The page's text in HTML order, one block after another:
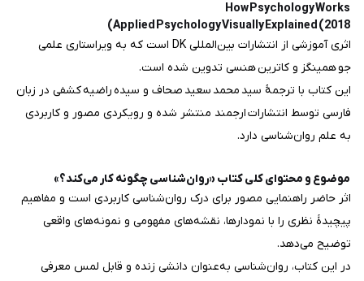
اثری آموزشی از انتشارات بین‌المللی DK است که به ویراستاری علمی
جو همینگز و کاترین هنسی تدوین شده است.
این کتاب با ترجمهٔ سید محمد سعید صحاف و سیده راضیه کشفی در زبان
فارسی توسط انتشارات ارجمند منتشر شده و رویکردی مصور و کاربردی
به علم روان‌شناسی دارد.
موضوع و محتوای کلی کتاب «روان‌شناسی چگونه کار می‌کند؟»
اثر حاضر راهنمایی مصور برای درک روان‌شناسی کاربردی است و مفاهیم
پیچیدهٔ نظری را با نمودارها، نقشه‌های مفهومی و نمونه‌های واقعی
توضیح می‌دهد.
در این کتاب، روان‌شناسی به‌عنوان دانشی زنده و قابل لمس معرفی